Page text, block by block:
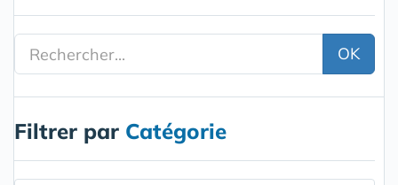
OK
Filtrer par Catégorie